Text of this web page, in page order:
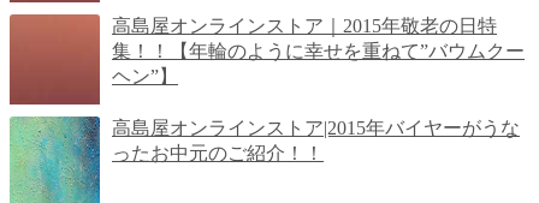
高島屋オンラインストア｜2015年敬老の日特
集！！【年輪のように幸せを重ねて”バウムクー
ヘン”】
高島屋オンラインストア|2015年バイヤーがうな
ったお中元のご紹介！！